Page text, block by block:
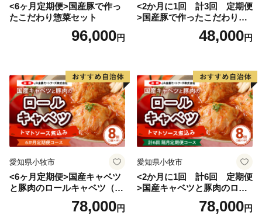
<6ヶ月定期便>国産豚で作っ
たこだわり惣菜セット
96,000円
<2か月に1回 計3回 定期便
>国産豚で作ったこだわり惣
48,000円
愛知県小牧市
<6ヶ月定期便>国産キャベツ
と豚肉のロールキャベツ（4P
78,000円
愛知県小牧市
<2か月に1回 計6回 定期便
>国産キャベツと豚肉のロー
ルキャベツ（4P入り）
78,000円